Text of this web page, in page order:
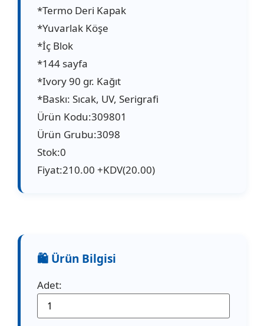
*Termo Deri Kapak
*Yuvarlak Köşe
*İç Blok
*144 sayfa
*Ivory 90 gr. Kağıt
*Baskı: Sıcak, UV, Serigrafi
Ürün Kodu:309801
Ürün Grubu:3098
Stok:0
Fiyat:210.00 +KDV(20.00)
Adet: